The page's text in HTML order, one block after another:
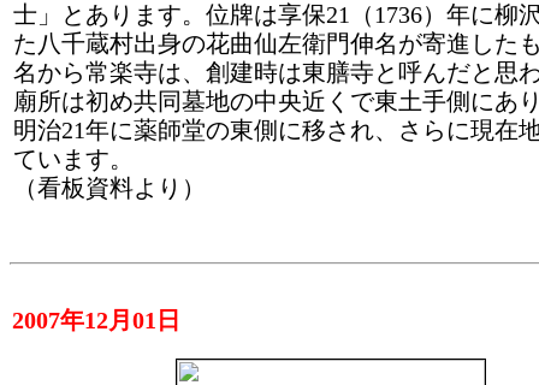
士」とあります。位牌は享保21（1736）年に柳
た八千蔵村出身の花曲仙左衛門伸名が寄進した
名から常楽寺は、創建時は東膳寺と呼んだと思
廟所は初め共同墓地の中央近くで東土手側にあ
明治21年に薬師堂の東側に移され、さらに現在
ています。
（看板資料より）
2007年12月01日